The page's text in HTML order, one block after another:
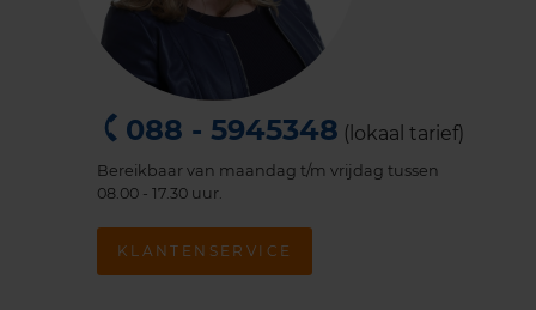
088 - 5945348 (lokaal tarief)
Bereikbaar van maandag t/m vrijdag tussen
08.00 - 17.30 uur.
KLANTENSERVICE